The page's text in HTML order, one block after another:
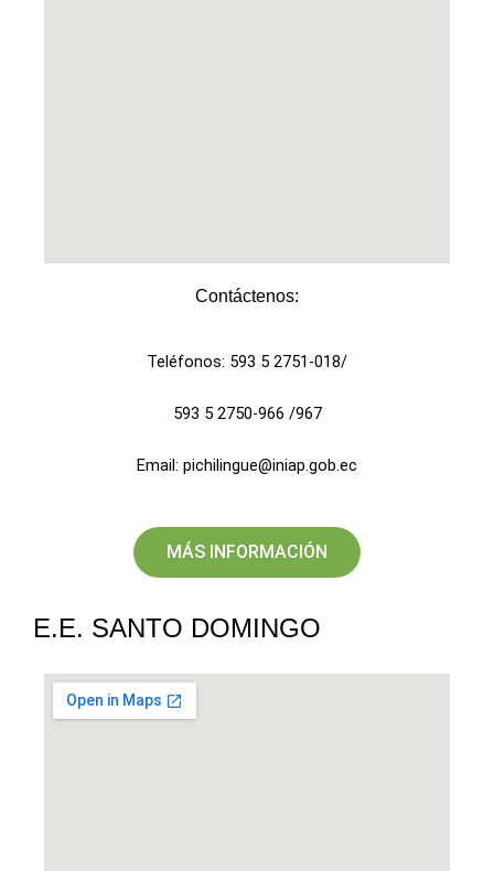
Contáctenos:​
Teléfonos: 593 5 2751-018/
593 5 2750-966 /967
Email: pichilingue@iniap.gob.ec
MÁS INFORMACIÓN
E.E. SANTO DOMINGO